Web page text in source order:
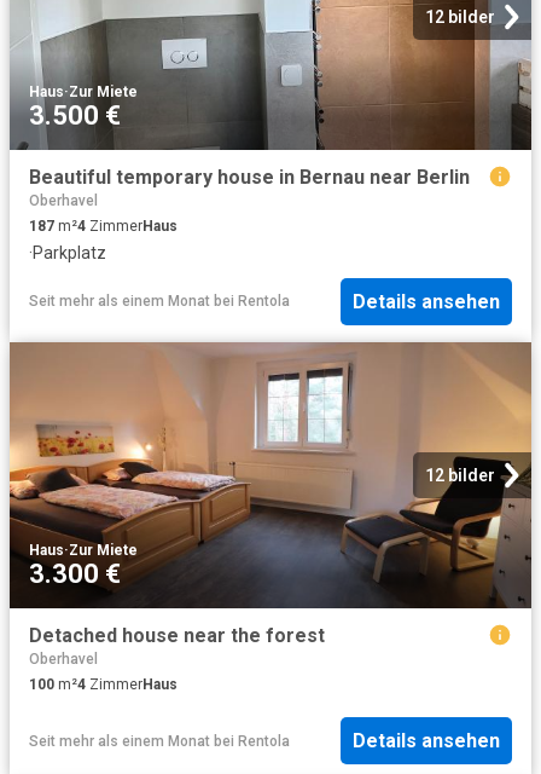
12 bilder
Haus·Zur Miete
3.500 €
Beautiful temporary house in Bernau near Berlin
Oberhavel
187 m²4 ZimmerHaus
·Parkplatz
Seit mehr als einem Monat bei Rentola Details ansehen
12 bilder
Haus·Zur Miete
3.300 €
Detached house near the forest
Oberhavel
100 m²4 ZimmerHaus
Seit mehr als einem Monat bei Rentola Details ansehen